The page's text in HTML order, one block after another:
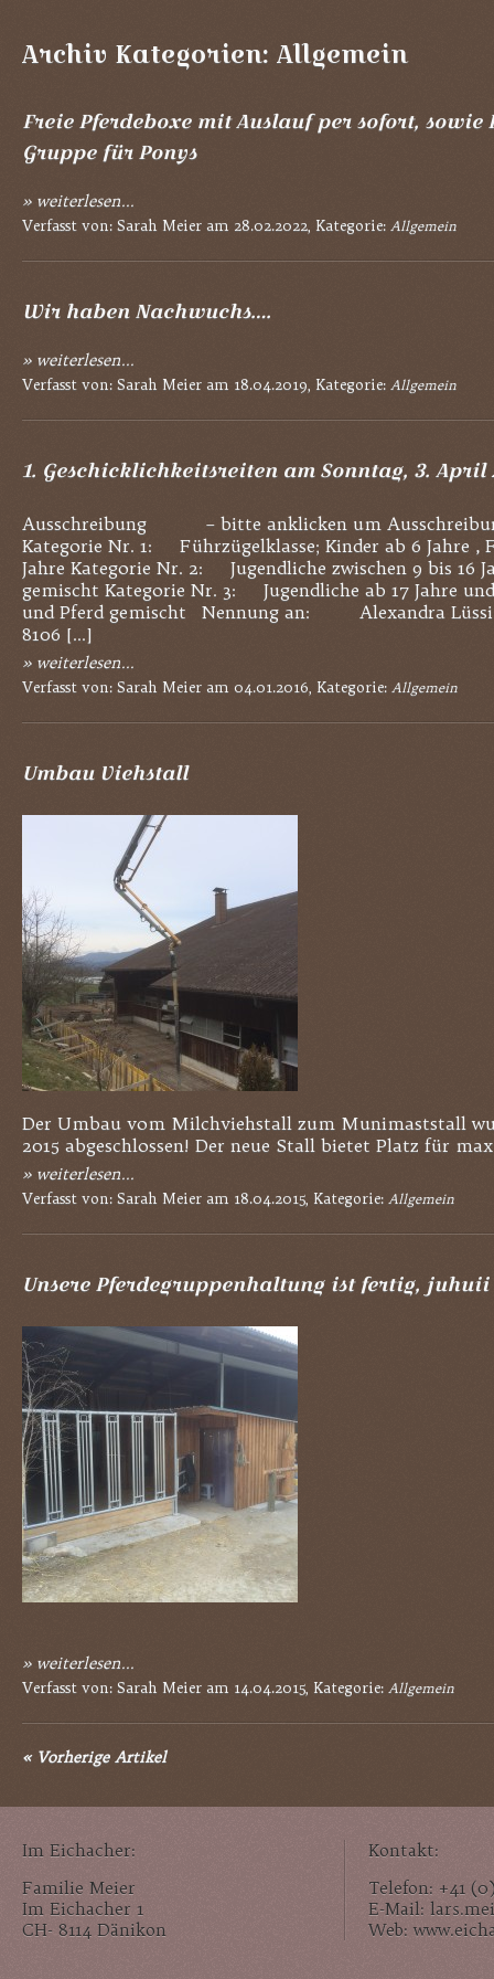
Archiv Kategorien: Allgemein
Freie Pferdeboxe mit Auslauf per sofort, sowie
Gruppe für Ponys
» weiterlesen...
Verfasst von: Sarah Meier am 28.02.2022, Kategorie: Allgemein
Wir haben Nachwuchs….
» weiterlesen...
Verfasst von: Sarah Meier am 18.04.2019, Kategorie: Allgemein
1. Geschicklichkeitsreiten am Sonntag, 3. April
Ausschreibung – bitte anklicken um
Kategorie Nr. 1: Führzügelklasse; Kinder ab 6 Jahre ,
Jahre Kategorie Nr. 2: Jugendliche zwischen 9 bis 16
gemischt Kategorie Nr. 3: Jugendliche ab 17 Jahre
und Pferd gemischt Nennung an: Alexandra Lüssi,
8106 […]
» weiterlesen...
Verfasst von: Sarah Meier am 04.01.2016, Kategorie: Allgemein
Umbau Viehstall
Der Umbau vom Milchviehstall zum Munimaststall
2015 abgeschlossen! Der neue Stall bietet Platz für
» weiterlesen...
Verfasst von: Sarah Meier am 18.04.2015, Kategorie: Allgemein
Unsere Pferdegruppenhaltung ist fertig, juhuii
» weiterlesen...
Verfasst von: Sarah Meier am 14.04.2015, Kategorie: Allgemein
«Vorherige Artikel
Im Eichacher:
Familie Meier
Im Eichacher 1
CH- 8114 Dänikon
Kontakt:
Telefon: +41
E-Mail:
Web: